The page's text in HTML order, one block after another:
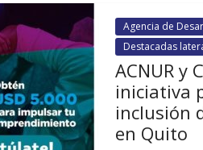
Agencia de
Destacadas
ACNUR y
iniciativa
inclusión
en Quito